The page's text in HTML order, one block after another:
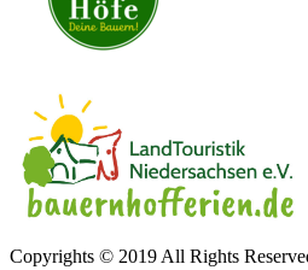
Copyrights © 2019 All Rights